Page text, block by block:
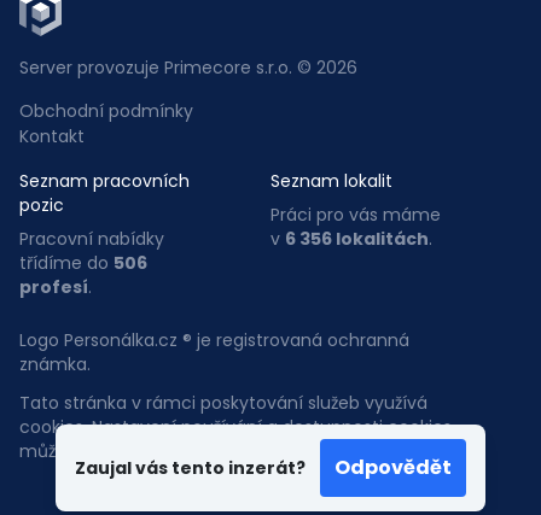
Zaujal vás tento inzerát? Odpovědět
Server provozuje Primecore s.r.o. © 2026
Obchodní podmínky
Kontakt
Seznam pracovních
pozic
Pracovní nabídky
třídíme do 506
profesí.
Seznam lokalit
Práci pro vás máme
v 6 356 lokalitách.
Logo Personálka.cz ® je registrovaná ochranná
známka.
Tato stránka v rámci poskytování služeb využívá
cookies. Nastavení používání a dostupnosti cookies
můžete upravit v nastavení prohlížeče.